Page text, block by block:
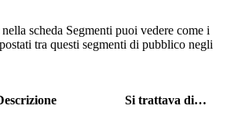
scheda Segmenti puoi vedere come i
tra questi segmenti di pubblico negli
Si trattava di…